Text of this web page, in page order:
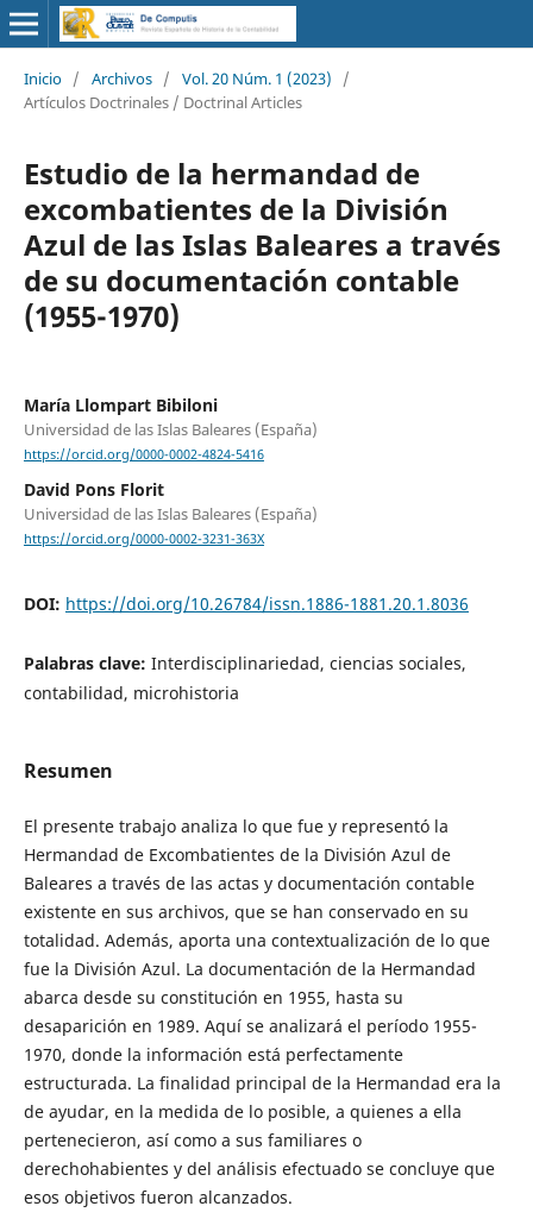
Inicio / Archivos / Vol. 20 Núm. 1 (2023)
/
Artículos Doctrinales / Doctrinal Articles
Estudio de la hermandad de
excombatientes de la División
Azul de las Islas Baleares a través
de su documentación contable
(1955-1970)
María Llompart Bibiloni
Universidad de las Islas Baleares (España)
https://orcid.org/0000-0002-4824-5416
David Pons Florit
Universidad de las Islas Baleares (España)
https://orcid.org/0000-0002-3231-363X
DOI: https://doi.org/10.26784/issn.1886-1881.20.1.8036
Palabras clave: Interdisciplinariedad, ciencias sociales,
contabilidad, microhistoria
Resumen
El presente trabajo analiza lo que fue y representó la
Hermandad de Excombatientes de la División Azul de
Baleares a través de las actas y documentación contable
existente en sus archivos, que se han conservado en su
totalidad. Además, aporta una contextualización de lo que
fue la División Azul. La documentación de la Hermandad
abarca desde su constitución en 1955, hasta su
desaparición en 1989. Aquí se analizará el período 1955-
1970, donde la información está perfectamente
estructurada. La finalidad principal de la Hermandad era la
de ayudar, en la medida de lo posible, a quienes a ella
pertenecieron, así como a sus familiares o
derechohabientes y del análisis efectuado se concluye que
esos objetivos fueron alcanzados.